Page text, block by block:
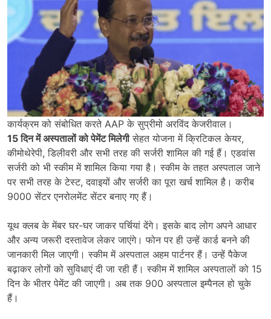
कार्यक्रम को संबोधित करते AAP के सुप्रीमो अरविंद केजरीवाल।
15 दिन में अस्पतालों को पेमेंट मिलेगीसेहत योजना में क्रिटिकल केयर,
कीमोथेरेपी, डिलीवरी और सभी तरह की सर्जरी शामिल की गई हैं। एडवांस
सर्जरी को भी स्कीम में शामिल किया गया है। स्कीम के तहत अस्पताल जाने
पर सभी तरह के टेस्ट, दवाइयों और सर्जरी का पूरा खर्च शामिल है। करीब
9000 सेंटर एनरोलमेंट सेंटर बनाए गए हैं।
यूथ क्लब के मेंबर घर-घर जाकर पर्चियां देंगे। इसके बाद लोग अपने आधार
और अन्य जरूरी दस्तावेज लेकर जाएंगे। फोन पर ही उन्हें कार्ड बनने की
जानकारी मिल जाएगी। स्कीम में अस्पताल अहम पार्टनर हैं। उन्हें पैकेज
बढ़ाकर लोगों को सुविधाएं दी जा रही हैं। स्कीम में शामिल अस्पतालों को 15
दिन के भीतर पेमेंट की जाएगी। अब तक 900 अस्पताल इम्पैनल हो चुके
हैं।